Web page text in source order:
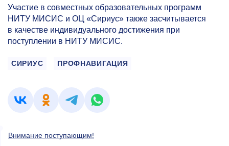
Участие в совместных образовательных программ
НИТУ МИСИС и ОЦ «Сириус» также засчитывается
в качестве индивидуального достижения при
поступлении в НИТУ МИСИС.
СИРИУС ПРОФНАВИГАЦИЯ
Внимание поступающим!